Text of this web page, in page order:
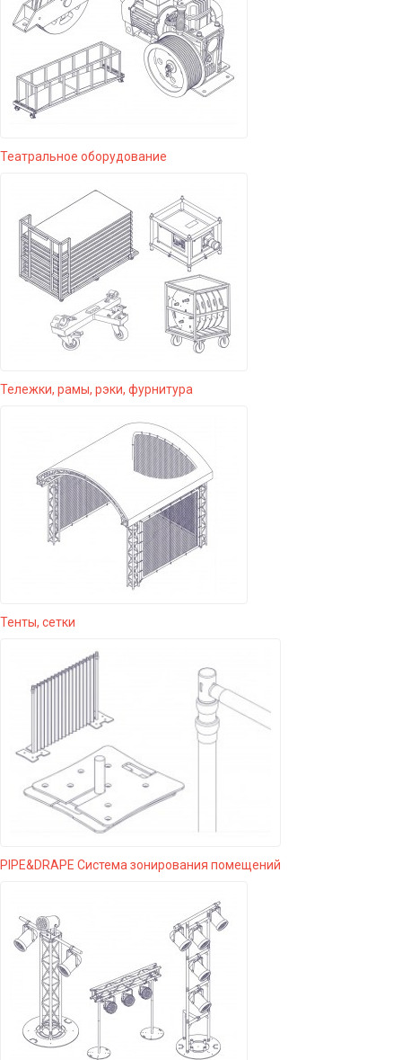
Театральное оборудование
Тележки, рамы, рэки, фурнитура
Тенты, сетки
PIPE&DRAPE Система зонирования помещений